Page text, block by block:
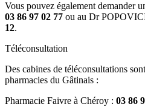
Vous pouvez également demander
03 86 97 02 77 ou au Dr
12.
Téléconsultation
Des cabines de téléconsultations
pharmacies du Gâtinais :
Pharmacie Faivre à Chéroy : 03 86